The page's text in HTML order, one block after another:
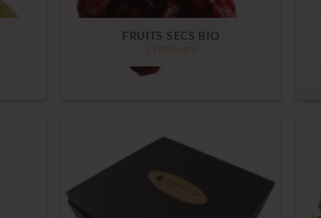
FRUITS SECS BIO
5 PRODUITS